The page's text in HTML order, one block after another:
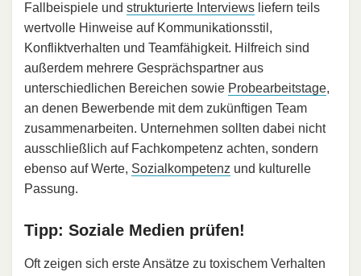
Fallbeispiele und strukturierte Interviews liefern teils
wertvolle Hinweise auf Kommunikationsstil,
Konfliktverhalten und Teamfähigkeit. Hilfreich sind
außerdem mehrere Gesprächspartner aus
unterschiedlichen Bereichen sowie Probearbeitstage,
an denen Bewerbende mit dem zukünftigen Team
zusammenarbeiten. Unternehmen sollten dabei nicht
ausschließlich auf Fachkompetenz achten, sondern
ebenso auf Werte, Sozialkompetenz und kulturelle
Passung.
Tipp: Soziale Medien prüfen!
Oft zeigen sich erste Ansätze zu toxischem Verhalten